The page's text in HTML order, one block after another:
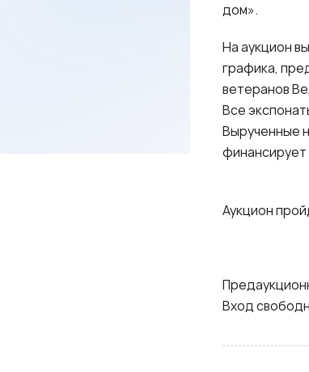
дом».
На аукцион
графика,
ветеранов
Все
Вырученные
Аукцион
Вход